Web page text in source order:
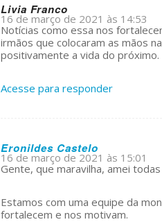
Livia Franco
s
16 de março de 2021 às 14:53
Notícias como essa nos
irmãos que colocaram as mãos
positivamente a vida do próximo.
Acesse para responder
Eronildes Castelo
s
16 de março de 2021 às 15:01
Gente, que maravilha, amei
Estamos com uma equipe da
fortalecem e nos motivam.